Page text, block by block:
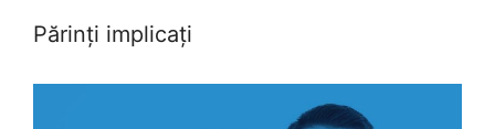
Părinți implicați